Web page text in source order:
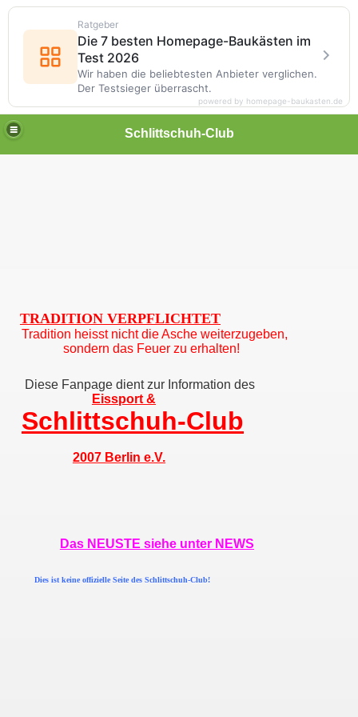
Schlittschuh-Club
TRADITION VERPFLICHTET
Tradition heisst nicht die Asche weiterzugeben,
sondern das Feuer zu erhalten!
Diese Fanpage dient zur Information des
Eissport &
Schlittschuh-Club
2007 Berlin e.V.
Das NEUSTE siehe unter NEWS
Dies ist keine offizielle Seite des Schlittschuh-Club!
Ratgeber
Die 7 besten Homepage-Baukästen im
Test 2026
Wir haben die beliebtesten Anbieter verglichen.
Der Testsieger überrascht.
powered by homepage-baukasten.de